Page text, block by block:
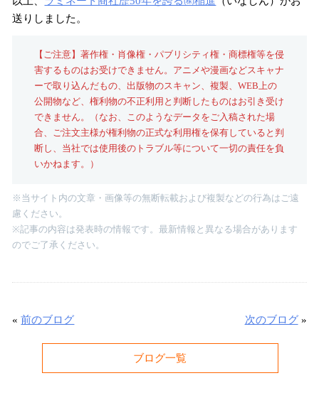
送りしました。
【ご注意】著作権・肖像権・パブリシティ権・商標権等を侵
害するものはお受けできません。アニメや漫画などスキャナ
ーで取り込んだもの、出版物のスキャン、複製、WEB上の
公開物など、権利物の不正利用と判断したものはお引き受け
できません。（なお、このようなデータをご入稿された場
合、ご注文主様が権利物の正式な利用権を保有していると判
断し、当社では使用後のトラブル等について一切の責任を負
いかねます。）
※当サイト内の文章・画像等の無断転載および複製などの行為はご遠
慮ください。
※記事の内容は発表時の情報です。最新情報と異なる場合があります
のでご了承ください。
«前のブログ 次のブログ»
ブログ一覧